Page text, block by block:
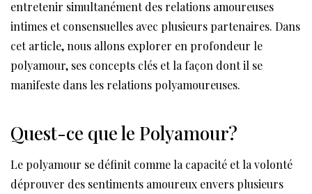
entretenir simultanément des relations amoureuses
intimes et consensuelles avec plusieurs partenaires. Dans
cet article, nous allons explorer en profondeur le
polyamour, ses concepts clés et la façon dont il se
manifeste dans les relations polyamoureuses.
Quest-ce que le Polyamour?
Le polyamour se définit comme la capacité et la volonté
déprouver des sentiments amoureux envers plusieurs